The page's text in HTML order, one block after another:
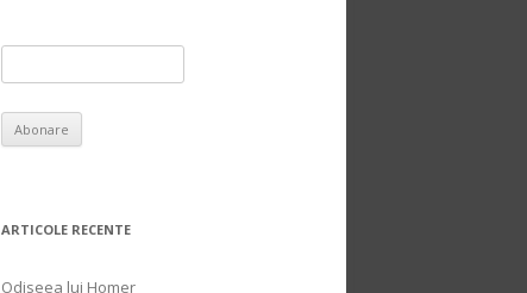
ARTICOLE RECENTE
Odiseea lui Homer